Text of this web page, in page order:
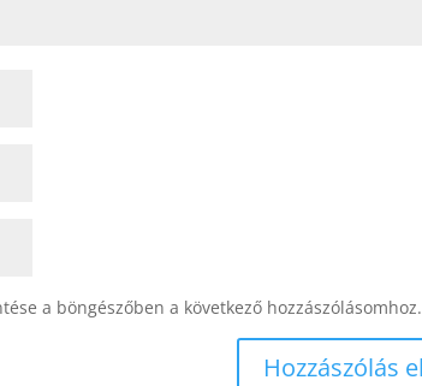
a böngészőben a következő hozzászólásomhoz.